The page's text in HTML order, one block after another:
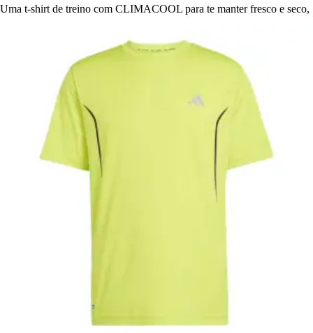
Uma t-shirt de treino com CLIMACOOL para te manter fresco e seco,